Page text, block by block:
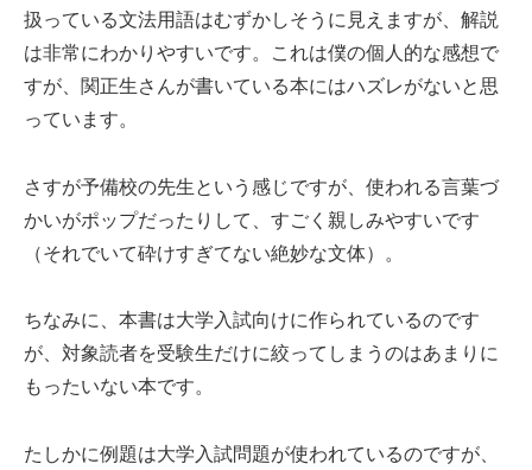
扱っている文法用語はむずかしそうに見えますが、解説
は非常にわかりやすいです。これは僕の個人的な感想で
すが、関正生さんが書いている本にはハズレがないと思
っています。
さすが予備校の先生という感じですが、使われる言葉づ
かいがポップだったりして、すごく親しみやすいです
（それでいて砕けすぎてない絶妙な文体）。
ちなみに、本書は大学入試向けに作られているのです
が、対象読者を受験生だけに絞ってしまうのはあまりに
もったいない本です。
たしかに例題は大学入試問題が使われているのですが、